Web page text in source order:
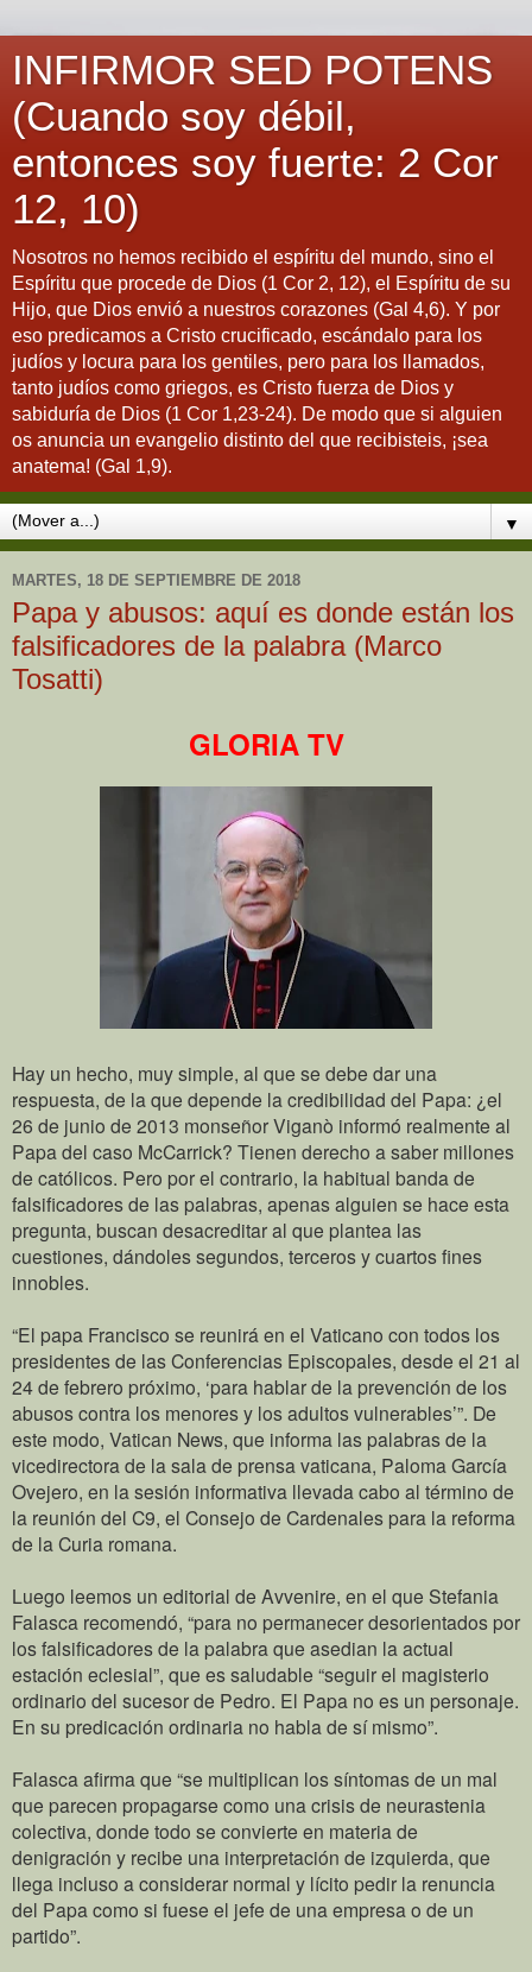
INFIRMOR SED POTENS
(Cuando soy débil,
entonces soy fuerte: 2 Cor
12, 10)
Nosotros no hemos recibido el espíritu del mundo, sino el
Espíritu que procede de Dios (1 Cor 2, 12), el Espíritu de su
Hijo, que Dios envió a nuestros corazones (Gal 4,6). Y por
eso predicamos a Cristo crucificado, escándalo para los
judíos y locura para los gentiles, pero para los llamados,
tanto judíos como griegos, es Cristo fuerza de Dios y
sabiduría de Dios (1 Cor 1,23-24). De modo que si alguien
os anuncia un evangelio distinto del que recibisteis, ¡sea
anatema! (Gal 1,9).
▼
MARTES, 18 DE SEPTIEMBRE DE 2018
Papa y abusos: aquí es donde están los
falsificadores de la palabra (Marco
Tosatti)
GLORIA TV
Hay un hecho, muy simple, al que se debe dar una
respuesta, de la que depende la credibilidad del Papa: ¿el
26 de junio de 2013 monseñor Viganò informó realmente al
Papa del caso McCarrick? Tienen derecho a saber millones
de católicos. Pero por el contrario, la habitual banda de
falsificadores de las palabras, apenas alguien se hace esta
pregunta, buscan desacreditar al que plantea las
cuestiones, dándoles segundos, terceros y cuartos fines
innobles.
“El papa Francisco se reunirá en el Vaticano con todos los
presidentes de las Conferencias Episcopales, desde el 21 al
24 de febrero próximo, ‘para hablar de la prevención de los
abusos contra los menores y los adultos vulnerables’”. De
este modo, Vatican News, que informa las palabras de la
vicedirectora de la sala de prensa vaticana, Paloma García
Ovejero, en la sesión informativa llevada cabo al término de
la reunión del C9, el Consejo de Cardenales para la reforma
de la Curia romana.
Luego leemos un editorial de Avvenire, en el que Stefania
Falasca recomendó, “para no permanecer desorientados por
los falsificadores de la palabra que asedian la actual
estación eclesial”, que es saludable “seguir el magisterio
ordinario del sucesor de Pedro. El Papa no es un personaje.
En su predicación ordinaria no habla de sí mismo”.
Falasca afirma que “se multiplican los síntomas de un mal
que parecen propagarse como una crisis de neurastenia
colectiva, donde todo se convierte en materia de
denigración y recibe una interpretación de izquierda, que
llega incluso a considerar normal y lícito pedir la renuncia
del Papa como si fuese el jefe de una empresa o de un
partido”.